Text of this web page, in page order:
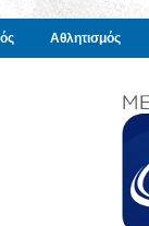
Αθλητισμός